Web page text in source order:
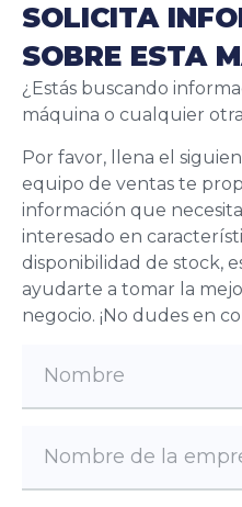
SOLICITA
SOBRE ESTA
¿Estás buscando
máquina o cualquier
Por favor, llena el
equipo de ventas te
información que
interesado en
disponibilidad de stock,
ayudarte a tomar la
negocio. ¡No dudes en